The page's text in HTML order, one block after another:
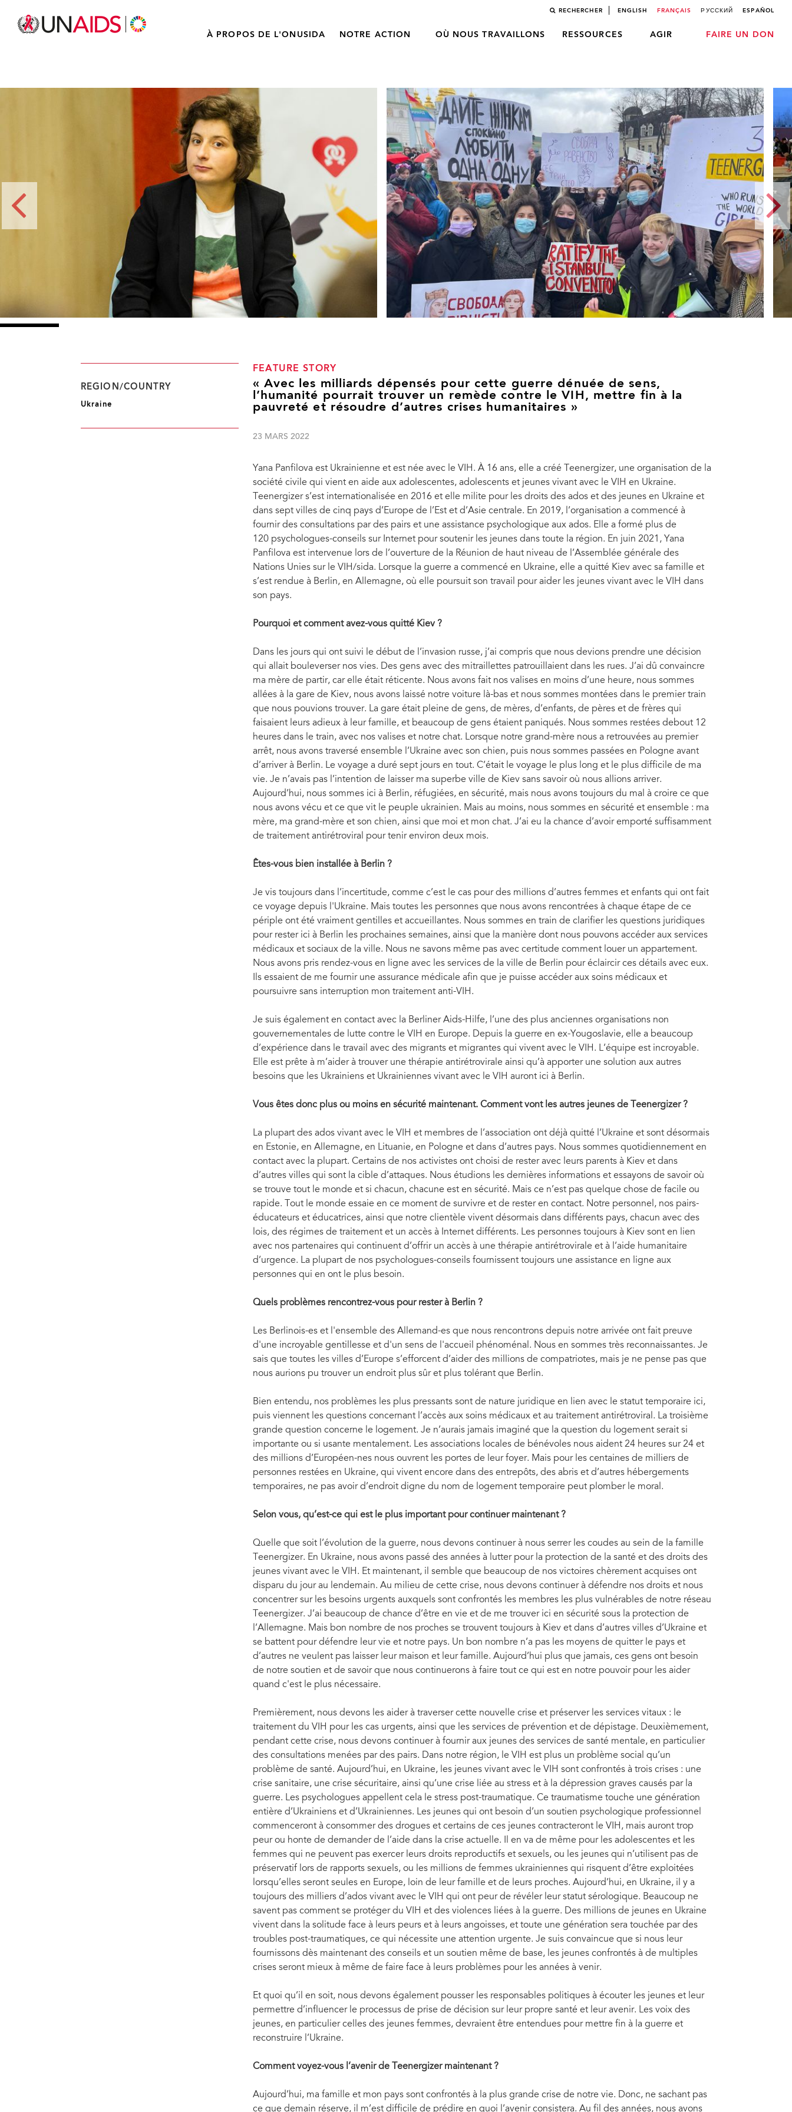
RECHERCHER ENGLISH FRANÇAIS РУССКИЙ ESPAÑOL
À PROPOS DE L'ONUSIDA NOTRE ACTION OÙ NOUS TRAVAILLONS RESSOURCES AGIR FAIRE UN DON
Équipe de Teenergizer, Kiev, Ukraine, mars 2021. Photo : Alina Ovcharenko/Teenergizer
FEATURE STORY
« Avec les milliards dépensés pour cette guerre dénuée de sens,
l’humanité pourrait trouver un remède contre le VIH, mettre fin à la
pauvreté et résoudre d’autres crises humanitaires »
23 MARS 2022
Yana Panfilova est Ukrainienne et est née avec le VIH. À 16 ans, elle a créé Teenergizer, une organisation de la
société civile qui vient en aide aux adolescentes, adolescents et jeunes vivant avec le VIH en Ukraine.
Teenergizer s’est internationalisée en 2016 et elle milite pour les droits des ados et des jeunes en Ukraine et
dans sept villes de cinq pays d’Europe de l’Est et d’Asie centrale. En 2019, l’organisation a commencé à
fournir des consultations par des pairs et une assistance psychologique aux ados. Elle a formé plus de
120 psychologues-conseils sur Internet pour soutenir les jeunes dans toute la région. En juin 2021, Yana
Panfilova est intervenue lors de l’ouverture de la Réunion de haut niveau de l’Assemblée générale des
Nations Unies sur le VIH/sida. Lorsque la guerre a commencé en Ukraine, elle a quitté Kiev avec sa famille et
s’est rendue à Berlin, en Allemagne, où elle poursuit son travail pour aider les jeunes vivant avec le VIH dans
son pays.
Pourquoi et comment avez-vous quitté Kiev ?
Dans les jours qui ont suivi le début de l’invasion russe, j’ai compris que nous devions prendre une décision
qui allait bouleverser nos vies. Des gens avec des mitraillettes patrouillaient dans les rues. J’ai dû convaincre
ma mère de partir, car elle était réticente. Nous avons fait nos valises en moins d’une heure, nous sommes
allées à la gare de Kiev, nous avons laissé notre voiture là-bas et nous sommes montées dans le premier train
que nous pouvions trouver. La gare était pleine de gens, de mères, d’enfants, de pères et de frères qui
faisaient leurs adieux à leur famille, et beaucoup de gens étaient paniqués. Nous sommes restées debout 12
heures dans le train, avec nos valises et notre chat. Lorsque notre grand-mère nous a retrouvées au premier
arrêt, nous avons traversé ensemble l’Ukraine avec son chien, puis nous sommes passées en Pologne avant
d’arriver à Berlin. Le voyage a duré sept jours en tout. C’était le voyage le plus long et le plus difficile de ma
vie. Je n’avais pas l’intention de laisser ma superbe ville de Kiev sans savoir où nous allions arriver.
Aujourd’hui, nous sommes ici à Berlin, réfugiées, en sécurité, mais nous avons toujours du mal à croire ce que
nous avons vécu et ce que vit le peuple ukrainien. Mais au moins, nous sommes en sécurité et ensemble : ma
mère, ma grand-mère et son chien, ainsi que moi et mon chat. J’ai eu la chance d’avoir emporté suffisamment
de traitement antirétroviral pour tenir environ deux mois.
Êtes-vous bien installée à Berlin ?
Je vis toujours dans l’incertitude, comme c’est le cas pour des millions d’autres femmes et enfants qui ont fait
ce voyage depuis l'Ukraine. Mais toutes les personnes que nous avons rencontrées à chaque étape de ce
périple ont été vraiment gentilles et accueillantes. Nous sommes en train de clarifier les questions juridiques
pour rester ici à Berlin les prochaines semaines, ainsi que la manière dont nous pouvons accéder aux services
médicaux et sociaux de la ville. Nous ne savons même pas avec certitude comment louer un appartement.
Nous avons pris rendez-vous en ligne avec les services de la ville de Berlin pour éclaircir ces détails avec eux.
Ils essaient de me fournir une assurance médicale afin que je puisse accéder aux soins médicaux et
poursuivre sans interruption mon traitement anti-VIH.
Je suis également en contact avec la Berliner Aids-Hilfe, l’une des plus anciennes organisations non
gouvernementales de lutte contre le VIH en Europe. Depuis la guerre en ex-Yougoslavie, elle a beaucoup
d’expérience dans le travail avec des migrants et migrantes qui vivent avec le VIH. L’équipe est incroyable.
Elle est prête à m’aider à trouver une thérapie antirétrovirale ainsi qu’à apporter une solution aux autres
besoins que les Ukrainiens et Ukrainiennes vivant avec le VIH auront ici à Berlin.
Vous êtes donc plus ou moins en sécurité maintenant. Comment vont les autres jeunes de Teenergizer ?
La plupart des ados vivant avec le VIH et membres de l’association ont déjà quitté l’Ukraine et sont désormais
en Estonie, en Allemagne, en Lituanie, en Pologne et dans d’autres pays. Nous sommes quotidiennement en
contact avec la plupart. Certains de nos activistes ont choisi de rester avec leurs parents à Kiev et dans
d’autres villes qui sont la cible d’attaques. Nous étudions les dernières informations et essayons de savoir où
se trouve tout le monde et si chacun, chacune est en sécurité. Mais ce n’est pas quelque chose de facile ou
rapide. Tout le monde essaie en ce moment de survivre et de rester en contact. Notre personnel, nos pairs-
éducateurs et éducatrices, ainsi que notre clientèle vivent désormais dans différents pays, chacun avec des
lois, des régimes de traitement et un accès à Internet différents. Les personnes toujours à Kiev sont en lien
avec nos partenaires qui continuent d’offrir un accès à une thérapie antirétrovirale et à l’aide humanitaire
d’urgence. La plupart de nos psychologues-conseils fournissent toujours une assistance en ligne aux
personnes qui en ont le plus besoin.
Quels problèmes rencontrez-vous pour rester à Berlin ?
Les Berlinois-es et l'ensemble des Allemand-es que nous rencontrons depuis notre arrivée ont fait preuve
d'une incroyable gentillesse et d'un sens de l'accueil phénoménal. Nous en sommes très reconnaissantes. Je
sais que toutes les villes d’Europe s’efforcent d’aider des millions de compatriotes, mais je ne pense pas que
nous aurions pu trouver un endroit plus sûr et plus tolérant que Berlin.
Bien entendu, nos problèmes les plus pressants sont de nature juridique en lien avec le statut temporaire ici,
puis viennent les questions concernant l’accès aux soins médicaux et au traitement antirétroviral. La troisième
grande question concerne le logement. Je n’aurais jamais imaginé que la question du logement serait si
importante ou si usante mentalement. Les associations locales de bénévoles nous aident 24 heures sur 24 et
des millions d’Européen-nes nous ouvrent les portes de leur foyer. Mais pour les centaines de milliers de
personnes restées en Ukraine, qui vivent encore dans des entrepôts, des abris et d’autres hébergements
temporaires, ne pas avoir d’endroit digne du nom de logement temporaire peut plomber le moral.
Selon vous, qu’est-ce qui est le plus important pour continuer maintenant ?
Quelle que soit l’évolution de la guerre, nous devons continuer à nous serrer les coudes au sein de la famille
Teenergizer. En Ukraine, nous avons passé des années à lutter pour la protection de la santé et des droits des
jeunes vivant avec le VIH. Et maintenant, il semble que beaucoup de nos victoires chèrement acquises ont
disparu du jour au lendemain. Au milieu de cette crise, nous devons continuer à défendre nos droits et nous
concentrer sur les besoins urgents auxquels sont confrontés les membres les plus vulnérables de notre réseau
Teenergizer. J’ai beaucoup de chance d’être en vie et de me trouver ici en sécurité sous la protection de
l’Allemagne. Mais bon nombre de nos proches se trouvent toujours à Kiev et dans d’autres villes d’Ukraine et
se battent pour défendre leur vie et notre pays. Un bon nombre n’a pas les moyens de quitter le pays et
d’autres ne veulent pas laisser leur maison et leur famille. Aujourd’hui plus que jamais, ces gens ont besoin
de notre soutien et de savoir que nous continuerons à faire tout ce qui est en notre pouvoir pour les aider
quand c'est le plus nécessaire.
Premièrement, nous devons les aider à traverser cette nouvelle crise et préserver les services vitaux : le
traitement du VIH pour les cas urgents, ainsi que les services de prévention et de dépistage. Deuxièmement,
pendant cette crise, nous devons continuer à fournir aux jeunes des services de santé mentale, en particulier
des consultations menées par des pairs. Dans notre région, le VIH est plus un problème social qu’un
problème de santé. Aujourd’hui, en Ukraine, les jeunes vivant avec le VIH sont confrontés à trois crises : une
crise sanitaire, une crise sécuritaire, ainsi qu’une crise liée au stress et à la dépression graves causés par la
guerre. Les psychologues appellent cela le stress post-traumatique. Ce traumatisme touche une génération
entière d’Ukrainiens et d’Ukrainiennes. Les jeunes qui ont besoin d’un soutien psychologique professionnel
commenceront à consommer des drogues et certains de ces jeunes contracteront le VIH, mais auront trop
peur ou honte de demander de l’aide dans la crise actuelle. Il en va de même pour les adolescentes et les
femmes qui ne peuvent pas exercer leurs droits reproductifs et sexuels, ou les jeunes qui n’utilisent pas de
préservatif lors de rapports sexuels, ou les millions de femmes ukrainiennes qui risquent d’être exploitées
lorsqu’elles seront seules en Europe, loin de leur famille et de leurs proches. Aujourd’hui, en Ukraine, il y a
toujours des milliers d’ados vivant avec le VIH qui ont peur de révéler leur statut sérologique. Beaucoup ne
savent pas comment se protéger du VIH et des violences liées à la guerre. Des millions de jeunes en Ukraine
vivent dans la solitude face à leurs peurs et à leurs angoisses, et toute une génération sera touchée par des
troubles post-traumatiques, ce qui nécessite une attention urgente. Je suis convaincue que si nous leur
fournissons dès maintenant des conseils et un soutien même de base, les jeunes confrontés à de multiples
crises seront mieux à même de faire face à leurs problèmes pour les années à venir.
Et quoi qu’il en soit, nous devons également pousser les responsables politiques à écouter les jeunes et leur
permettre d’influencer le processus de prise de décision sur leur propre santé et leur avenir. Les voix des
jeunes, en particulier celles des jeunes femmes, devraient être entendues pour mettre fin à la guerre et
reconstruire l’Ukraine.
Comment voyez-vous l’avenir de Teenergizer maintenant ?
Aujourd’hui, ma famille et mon pays sont confrontés à la plus grande crise de notre vie. Donc, ne sachant pas
ce que demain réserve, il m’est difficile de prédire en quoi l’avenir consistera. Au fil des années, nous avons
REGION/COUNTRY
Ukraine